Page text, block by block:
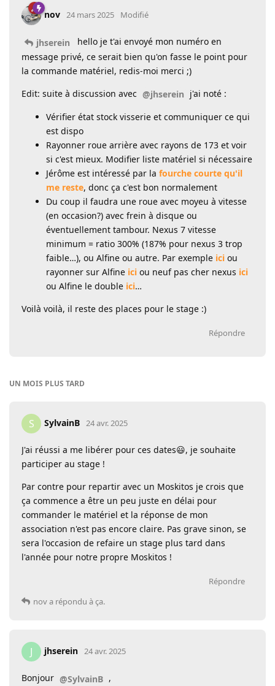
nov 24 mars 2025 Modifié
jhserein
hello je t'ai envoyé mon numéro en
message privé, ce serait bien qu'on fasse le point pour
la commande matériel, redis-moi merci ;)
Edit: suite à discussion avec @jhserein j'ai noté :
Vérifier état stock visserie et communiquer ce qui
est dispo
Rayonner roue arrière avec rayons de 173 et voir
si c'est mieux. Modifier liste matériel si nécessaire
Jérôme est intéressé par la fourche courte qu'il
me reste, donc ça c'est bon normalement
Du coup il faudra une roue avec moyeu à vitesse
(en occasion?) avec frein à disque ou
éventuellement tambour. Nexus 7 vitesse
minimum = ratio 300% (187% pour nexus 3 trop
faible…), ou Alfine ou autre. Par exemple ici ou
rayonner sur Alfine ici ou neuf pas cher nexus ici
ou Alfine le double ici…
Voilà voilà, il reste des places pour le stage :)
Répondre
UN MOIS PLUS TARD
S SylvainB 24 avr. 2025
J'ai réussi a me libérer pour ces dates😃, je souhaite
participer au stage !
Par contre pour repartir avec un Moskitos je crois que
ça commence a être un peu juste en délai pour
commander le matériel et la réponse de mon
association n'est pas encore claire. Pas grave sinon, se
sera l'occasion de refaire un stage plus tard dans
l'année pour notre propre Moskitos !
Répondre
nova répondu à ça.
J jhserein 24 avr. 2025
Bonjour @SylvainB ,